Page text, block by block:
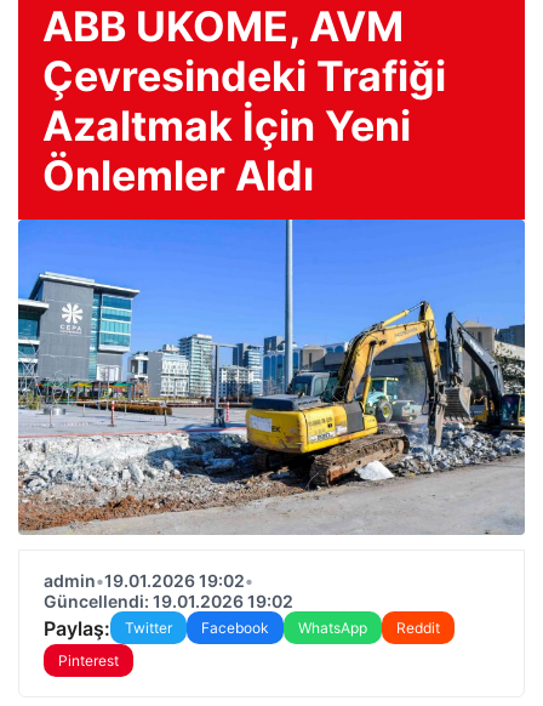
ABB UKOME, AVM
Çevresindeki Trafiği
Azaltmak İçin Yeni
Önlemler Aldı
admin•19.01.2026 19:02•
Güncellendi: 19.01.2026 19:02
Paylaş: Twitter Facebook WhatsApp
Reddit
Pinterest